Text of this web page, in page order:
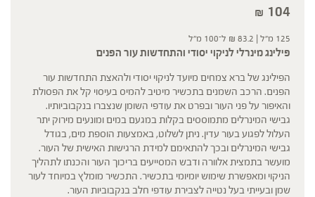
₪ 104
125 מ"ל | ₪ 83.2 ל־100 מ"ל
פילינג מינרלי לניקוי יסודי והתחדשות עור הפנים
הפילינג של ברא צמחים מיועד לניקוי יסודי ולהאצת התחדשות עור
הפנים. הרכב השמנים בתכשיר מיטיב להמיס בעיסוי קל את הפסולת
והאיפור על פני העור ובפרט את עודפי השומן שנצברו בנקבוביותיו.
גבישי המינרלים מתמוססים בקלות במגעם במים ומונעים מירוק יתר
העלול לפגוע בעור עדין. ניתן לשלוט, באמצעות הוספת מים, בגודל
גבישי המינרלים ובכך להתאימם למידת הרגישות האישית של העור.
מועשר בתמצית אלוורה ודבש המסייעים בריכוך העור והכנתו לתהליך
הניקוי ומאפשרת שימוש יומיומי בתכשיר. התכשיר מומלץ במיוחד לעור
שמן ובעייתי בעל נטייה לצבירת עודפי חלב בנקבוביות העור.